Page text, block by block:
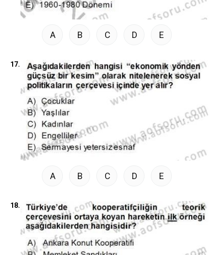
A B C D E
17.
A B C D E
18.